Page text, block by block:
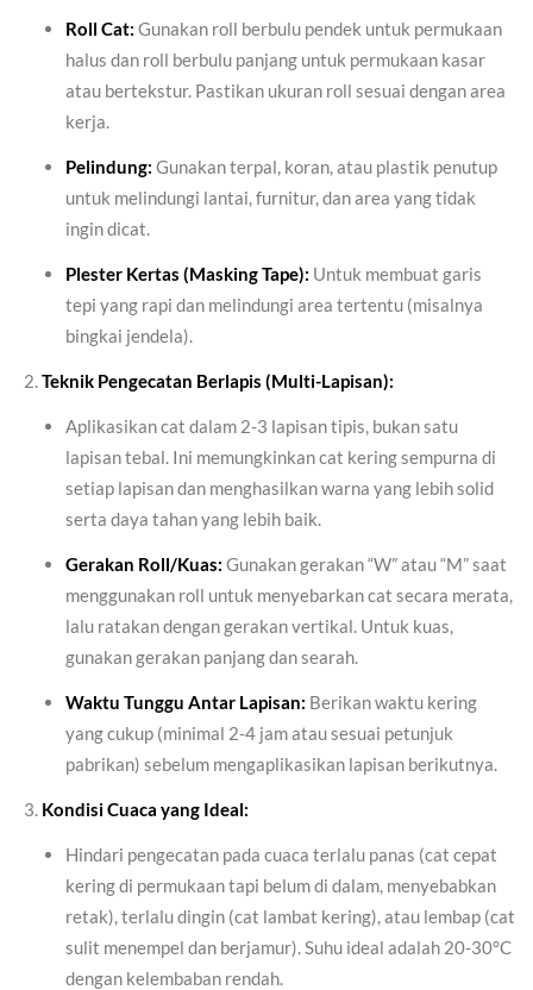
Roll Cat: Gunakan roll berbulu pendek untuk permukaan
halus dan roll berbulu panjang untuk permukaan kasar
atau bertekstur. Pastikan ukuran roll sesuai dengan area
kerja.
Pelindung: Gunakan terpal, koran, atau plastik penutup
untuk melindungi lantai, furnitur, dan area yang tidak
ingin dicat.
Plester Kertas (Masking Tape): Untuk membuat garis
tepi yang rapi dan melindungi area tertentu (misalnya
bingkai jendela).
Teknik Pengecatan Berlapis (Multi-Lapisan):
Aplikasikan cat dalam 2-3 lapisan tipis, bukan satu
lapisan tebal. Ini memungkinkan cat kering sempurna di
setiap lapisan dan menghasilkan warna yang lebih solid
serta daya tahan yang lebih baik.
Gerakan Roll/Kuas: Gunakan gerakan “W” atau “M” saat
menggunakan roll untuk menyebarkan cat secara merata,
lalu ratakan dengan gerakan vertikal. Untuk kuas,
gunakan gerakan panjang dan searah.
Waktu Tunggu Antar Lapisan: Berikan waktu kering
yang cukup (minimal 2-4 jam atau sesuai petunjuk
pabrikan) sebelum mengaplikasikan lapisan berikutnya.
Kondisi Cuaca yang Ideal:
Hindari pengecatan pada cuaca terlalu panas (cat cepat
kering di permukaan tapi belum di dalam, menyebabkan
retak), terlalu dingin (cat lambat kering), atau lembap (cat
sulit menempel dan berjamur). Suhu ideal adalah 20-30°C
dengan kelembaban rendah.